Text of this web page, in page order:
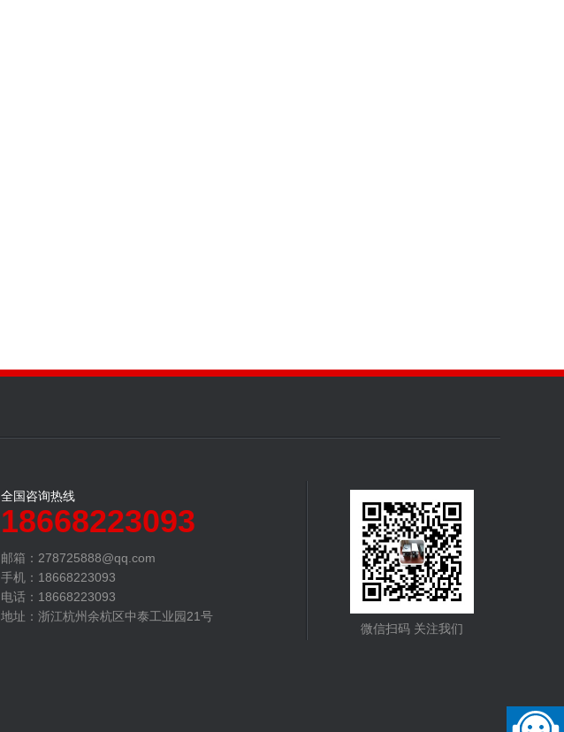
全国咨询热线
18668223093
邮箱：278725888@qq.com‬
手机：18668223093
电话：18668223093
地址：浙江杭州余杭区中泰工业园21号
微信扫码 关注我们